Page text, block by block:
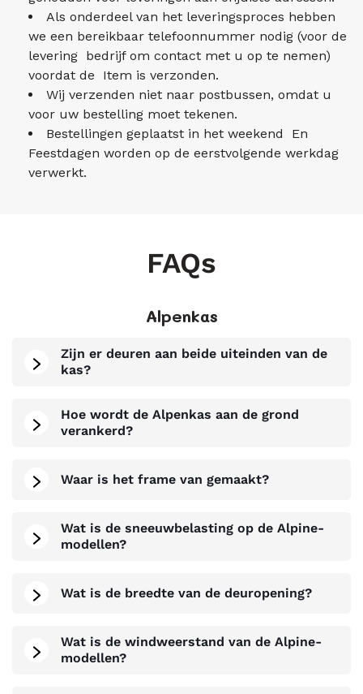
Als onderdeel van het leveringsproces hebben
we een bereikbaar telefoonnummer nodig (voor de
levering bedrijf om contact met u op te nemen)
voordat de Item is verzonden.
Wij verzenden niet naar postbussen, omdat u
voor uw bestelling moet tekenen.
Bestellingen geplaatst in het weekend En
Feestdagen worden op de eerstvolgende werkdag
verwerkt.
FAQs
Alpenkas
Zijn er deuren aan beide uiteinden van de
kas?
Hoe wordt de Alpenkas aan de grond
verankerd?
Waar is het frame van gemaakt?
Wat is de sneeuwbelasting op de Alpine-
modellen?
Wat is de breedte van de deuropening?
Wat is de windweerstand van de Alpine-
modellen?